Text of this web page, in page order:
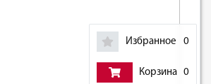
Избранное 0
Корзина 0